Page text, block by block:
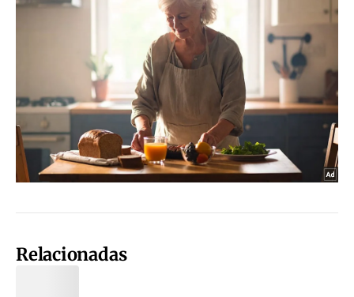
Relacionadas